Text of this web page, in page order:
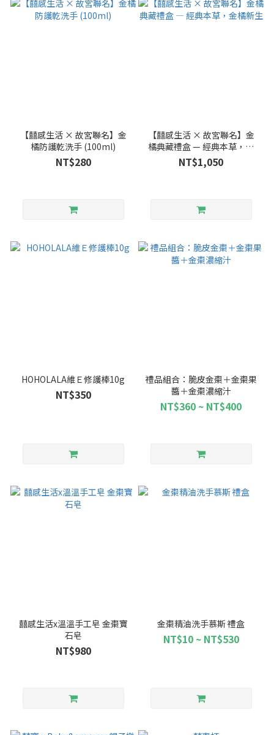
【囍感生活 × 故宮聯名】金
橘防護乾洗手 (100ml)
NT$280
【囍感生活 × 故宮聯名】金
橘典藏禮盒 — 經典本草，金
橘新生
NT$1,050
HOHOLALA維Ｅ修護棒10g
NT$350
禮品組合：脆皮金棗＋金棗果
醬＋金棗濃縮汁
NT$360 ~ NT$400
囍感生活x溫溫手工皂 金棗寶
石皂
NT$980
金棗精油洗手慕斯 禮盒
NT$10 ~ NT$530